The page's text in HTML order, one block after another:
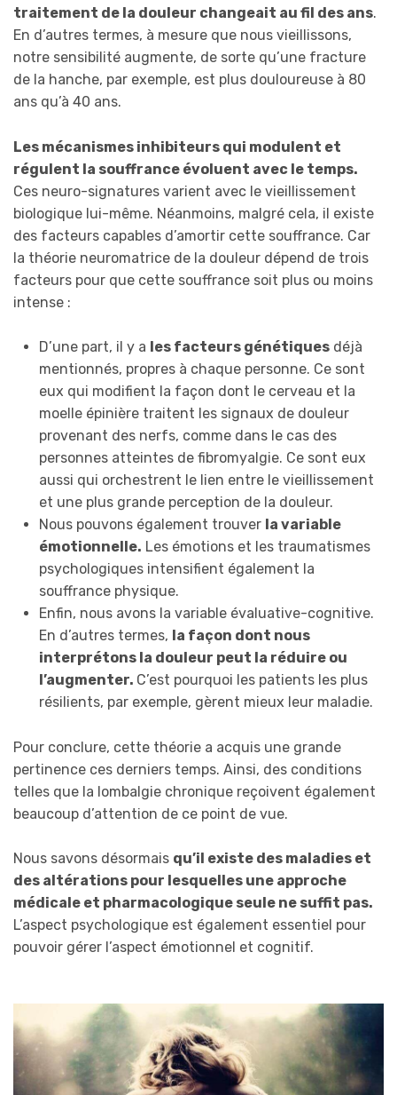
traitement de la douleur changeait au fil des ans.
En d’autres termes, à mesure que nous vieillissons,
notre sensibilité augmente, de sorte qu’une fracture
de la hanche, par exemple, est plus douloureuse à 80
ans qu’à 40 ans.
Les mécanismes inhibiteurs qui modulent et
régulent la souffrance évoluent avec le temps.
Ces neuro-signatures varient avec le vieillissement
biologique lui-même. Néanmoins, malgré cela, il existe
des facteurs capables d’amortir cette souffrance. Car
la théorie neuromatrice de la douleur dépend de trois
facteurs pour que cette souffrance soit plus ou moins
intense :
D’une part, il y a les facteurs génétiquesdéjà
mentionnés, propres à chaque personne. Ce sont
eux qui modifient la façon dont le cerveau et la
moelle épinière traitent les signaux de douleur
provenant des nerfs, comme dans le cas des
personnes atteintes de fibromyalgie. Ce sont eux
aussi qui orchestrent le lien entre le vieillissement
et une plus grande perception de la douleur.
Nous pouvons également trouver la variable
émotionnelle. Les émotions et les traumatismes
psychologiques intensifient également la
souffrance physique.
Enfin, nous avons la variable évaluative-cognitive.
En d’autres termes, la façon dont nous
interprétons la douleur peut la réduire ou
l’augmenter. C’est pourquoi les patients les plus
résilients, par exemple, gèrent mieux leur maladie.
Pour conclure, cette théorie a acquis une grande
pertinence ces derniers temps. Ainsi, des conditions
telles que la lombalgie chronique reçoivent également
beaucoup d’attention de ce point de vue.
Nous savons désormais qu’il existe des maladies et
des altérations pour lesquelles une approche
médicale et pharmacologique seule ne suffit pas.
L’aspect psychologique est également essentiel pour
pouvoir gérer l’aspect émotionnel et cognitif.